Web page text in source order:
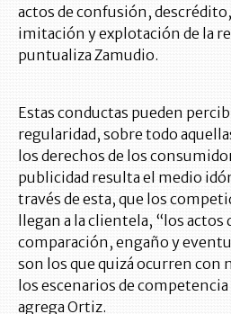
actos de confusión,
imitación y explotación de la
puntualiza Zamudio.
Estas conductas pueden
regularidad, sobre todo
los derechos de los
publicidad resulta el medio
través de esta, que los
llegan a la clientela, “los actos
comparación, engaño y
son los que quizá ocurren con
los escenarios de
agrega Ortiz.